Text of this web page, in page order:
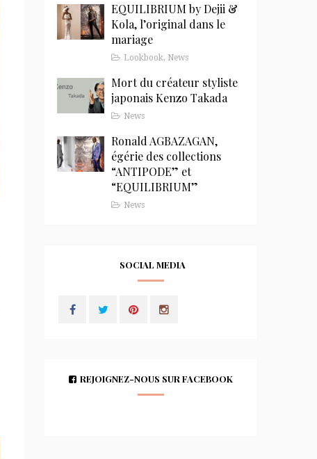
EQUILIBRIUM by Dejii &
Kola, l’original dans le
mariage
Lookbook, News
Mort du créateur styliste
japonais Kenzo Takada
News
Ronald AGBAZAGAN,
égérie des collections
“ANTIPODE” et
“EQUILIBRIUM”
News
SOCIAL MEDIA
REJOIGNEZ-NOUS SUR FACEBOOK